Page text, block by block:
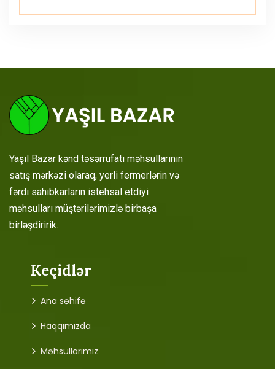
Yaşıl Bazar kənd təsərrüfatı məhsullarının
satış mərkəzi olaraq, yerli fermerlərin və
fərdi sahibkarların istehsal etdiyi
məhsulları müştərilərimizlə birbaşa
birləşdiririk.
Keçidlər
Ana səhifə
Haqqımızda
Məhsullarımız